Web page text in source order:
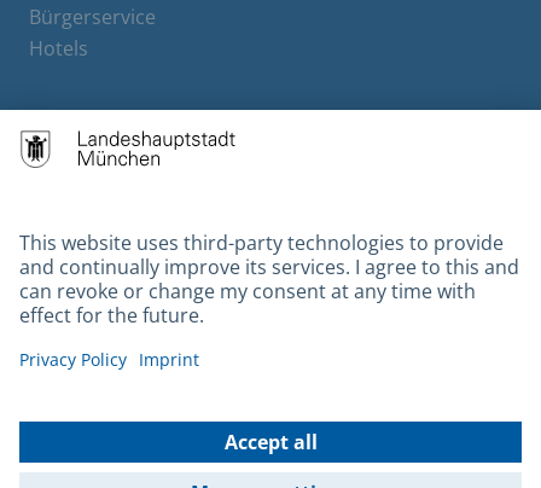
Bürgerservice
Hotels
Contact
Gebärdensprache
Datenschutz
Kontakt
© 2026 Portal München Betriebs GmbH & Co. KG - Ein Service der